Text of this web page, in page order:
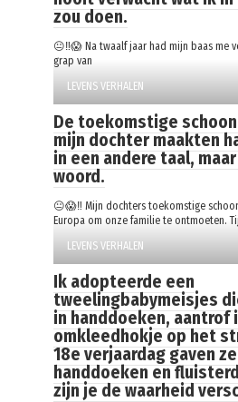
zou doen.
😐‼️😱 Na twaalf jaar had mijn baas me
grap van
LEVENS VERHALEN
De toekomstige
mijn dochter maakten
in een andere taal,
woord.
😐😱‼️ Mijn dochters toekomstige
Europa om onze familie te ontmoeten.
LEVENS VERHALEN
Ik adopteerde een
tweelingbabymeisjes
in handdoeken, aantrof
omkleedhokje op het
18e verjaardag gaven
handdoeken en
zijn je de waarheid